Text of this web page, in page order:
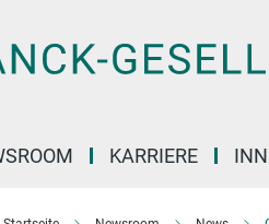
KARRIERE